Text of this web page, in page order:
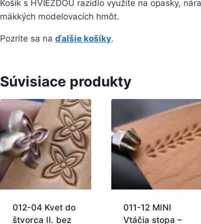
Košík s HVIEZDOU razidlo využite na opasky,
mäkkých modelovacích hmôt.
Pozrite sa naďalšie košíky.
Súvisiace produkty
012-04 Kvet do
štvorca II. bez
011-12 MINI
Vtáčia stopa –